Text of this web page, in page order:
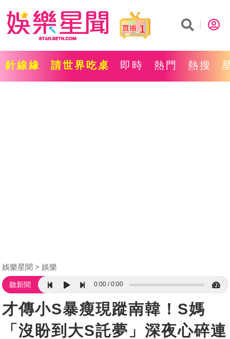
1
針線緣 請世界吃桌 即時 熱門 熱搜
娛樂星聞 娛樂
聽新聞 0:00 0:00
才傳小S暴瘦現蹤南韓！S媽
「沒盼到大S託夢」深夜心碎連